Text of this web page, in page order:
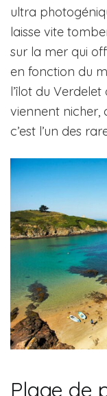
ultra
laisse vite
sur la mer qui
en fonction du
l’îlot du
viennent
c’est l’un des
Plage de